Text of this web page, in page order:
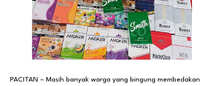
PACITAN – Masih banyak warga yang bingung membedakan